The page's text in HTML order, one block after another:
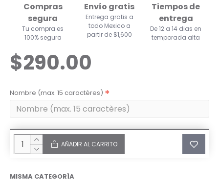
Compras
segura
Tu compra es
100% segura
Envío gratis
Entrega gratis a
todo Mexico a
partir de $1,600
Tiempos de
entrega
De 12 a 14 dias en
temporada alta
$290.00
Nombre (max. 15 caractères)
AÑADIR AL CARRITO
MISMA CATEGORÍA